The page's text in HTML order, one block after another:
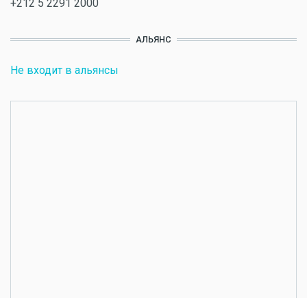
+212 5 2291 2000
АЛЬЯНС
Не входит в альянсы